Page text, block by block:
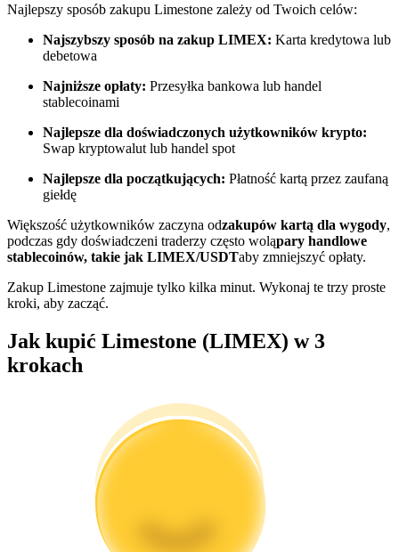
Zostań traderem kopiującym
transakcji
Analiza Big Data, w tym informacje handlowe itp.
Najlepszy sposób zakupu Limestone zależy od Twoich celów:
Najszybszy sposób na zakup LIMEX: Karta kredytowa lub
debetowa
Najniższe opłaty: Przesyłka bankowa lub handel
stablecoinami
Najlepsze dla doświadczonych użytkowników krypto:
Swap kryptowalut lub handel spot
Najlepsze dla początkujących: Płatność kartą przez zaufaną
giełdę
Większość użytkowników zaczyna odzakupów kartą dla wygody,
podczas gdy doświadczeni traderzy często woląpary handlowe
stablecoinów, takie jak LIMEX/USDTaby zmniejszyć opłaty.
Zakup Limestone zajmuje tylko kilka minut. Wykonaj te trzy proste
kroki, aby zacząć.
Jak kupić Limestone (LIMEX) w 3
krokach